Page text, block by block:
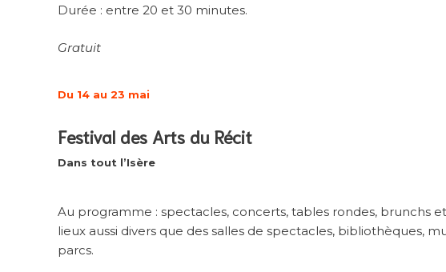
Durée : entre 20 et 30 minutes.
Gratuit
Du 14 au 23 mai
Festival des Arts du Récit
Dans tout l’Isère
Au programme : spectacles, concerts, tables rondes, brunchs
lieux aussi divers que des salles de spectacles, bibliothèques,
parcs.